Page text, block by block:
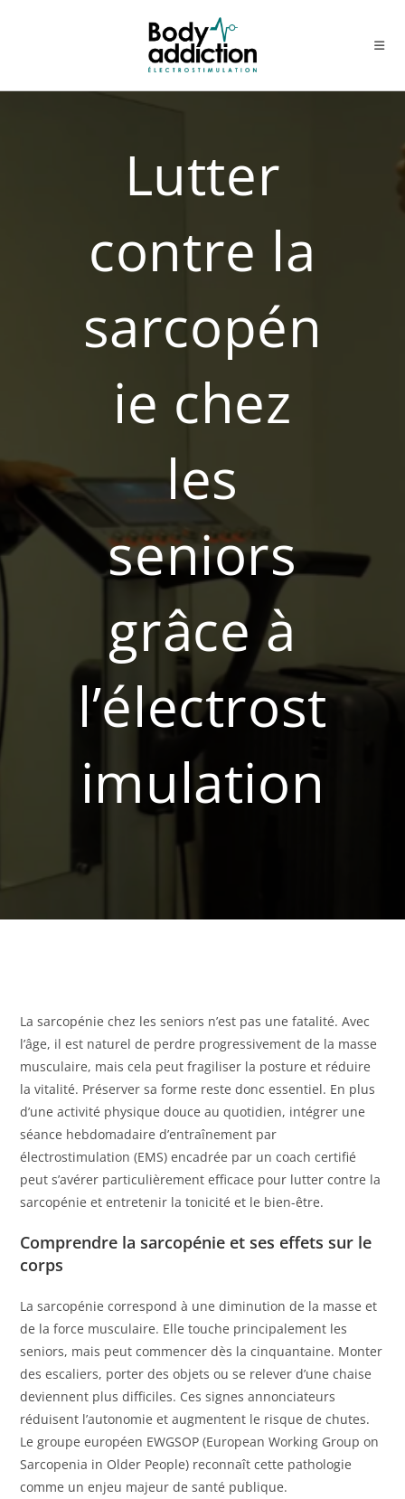
Lutter
contre la
sarcopén
ie chez
les
seniors
grâce à
l’électrost
imulation
La sarcopénie chez les seniors n’est pas une fatalité. Avec
l’âge, il est naturel de perdre progressivement de la masse
musculaire, mais cela peut fragiliser la posture et réduire
la vitalité. Préserver sa forme reste donc essentiel. En plus
d’une activité physique douce au quotidien, intégrer une
séance hebdomadaire d’entraînement par
électrostimulation (EMS) encadrée par un coach certifié
peut s’avérer particulièrement efficace pour lutter contre la
sarcopénie et entretenir la tonicité et le bien-être.
Comprendre la sarcopénie et ses effets sur le
corps
La sarcopénie correspond à une diminution de la masse et
de la force musculaire. Elle touche principalement les
seniors, mais peut commencer dès la cinquantaine. Monter
des escaliers, porter des objets ou se relever d’une chaise
deviennent plus difficiles. Ces signes annonciateurs
réduisent l’autonomie et augmentent le risque de chutes.
Le groupe européen EWGSOP (European Working Group on
Sarcopenia in Older People) reconnaît cette pathologie
comme un enjeu majeur de santé publique.